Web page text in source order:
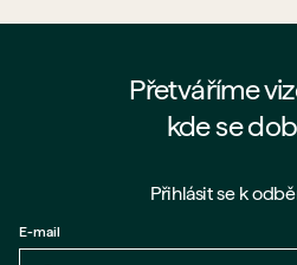
Přetváříme
kde se
Přihlásit se k
E-mail